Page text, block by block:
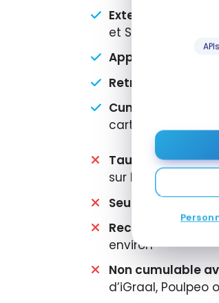
APIs
Extension
et Safari
Application 100
Retrait flexible :
Cumulable avec
carte à miles
Taux très bas en
sur les paiements
Seuil de retrait
Reconnexion
environ
Non cumulable
d’iGraal, Poulpeo